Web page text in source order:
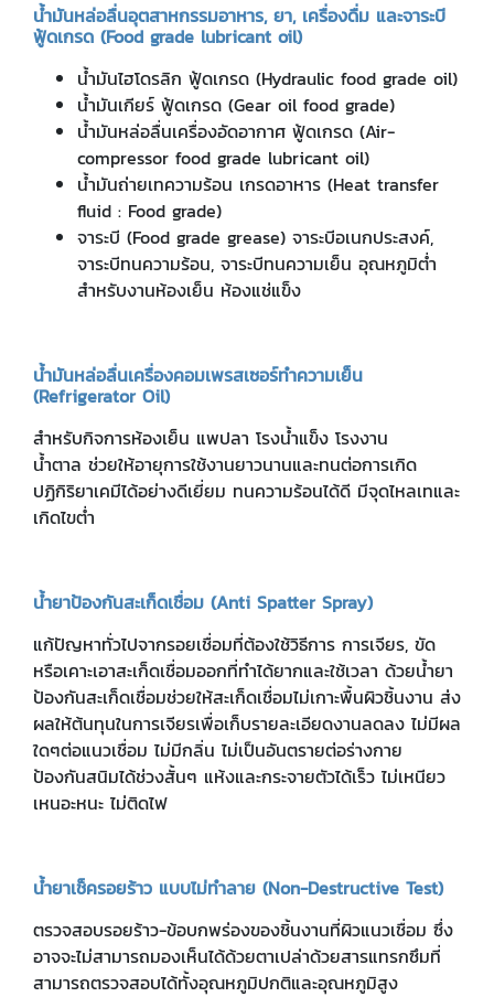
น้ำมันหล่อลื่นอุตสาหกรรมอาหาร, ยา, เครื่องดื่ม และจาระบี
ฟู้ดเกรด (Food grade lubricant oil)
น้ำมันไฮโดรลิก ฟู้ดเกรด (Hydraulic food grade oil)
น้ำมันเกียร์ ฟู้ดเกรด (Gear oil food grade)
น้ำมันหล่อลื่นเครื่องอัดอากาศ ฟู้ดเกรด (Air-
compressor food grade lubricant oil)
น้ำมันถ่ายเทความร้อน เกรดอาหาร (Heat transfer
fluid : Food grade)
จาระบี (Food grade grease) จาระบีอเนกประสงค์,
จาระบีทนความร้อน, จาระบีทนความเย็น อุณหภูมิต่ำ
สำหรับงานห้องเย็น ห้องแช่แข็ง
น้ำมันหล่อลื่นเครื่องคอมเพรสเซอร์ทำความเย็น
(Refrigerator Oil)
สำหรับกิจการห้องเย็น แพปลา โรงน้ำแข็ง โรงงาน
น้ำตาล ช่วยให้อายุการใช้งานยาวนานและทนต่อการเกิด
ปฏิกิริยาเคมีได้อย่างดีเยี่ยม ทนความร้อนได้ดี มีจุดไหลเทและ
เกิดไขต่ำ
น้ำยาป้องกันสะเก็ดเชื่อม (Anti Spatter Spray)
แก้ปัญหาทั่วไปจากรอยเชื่อมที่ต้องใช้วิธีการ การเจียร, ขัด
หรือเคาะเอาสะเก็ดเชื่อมออกที่ทำได้ยากและใช้เวลา ด้วยน้ำยา
ป้องกันสะเก็ดเชื่อมช่วยให้สะเก็ดเชื่อมไม่เกาะพื้นผิวชิ้นงาน ส่ง
ผลให้ต้นทุนในการเจียรเพื่อเก็บรายละเอียดงานลดลง ไม่มีผล
ใดๆต่อแนวเชื่อม ไม่มีกลิ่น ไม่เป็นอันตรายต่อร่างกาย
ป้องกันสนิมได้ช่วงสั้นๆ แห้งและกระจายตัวได้เร็ว ไม่เหนียว
เหนอะหนะ ไม่ติดไฟ
น้ำยาเช็ครอยร้าว แบบไม่ทำลาย (Non-Destructive Test)
ตรวจสอบรอยร้าว-ข้อบกพร่องของชิ้นงานที่ผิวแนวเชื่อม ซึ่ง
อาจจะไม่สามารถมองเห็นได้ด้วยตาเปล่าด้วยสารแทรกซึมที่
สามารถตรวจสอบได้ทั้งอุณหภูมิปกติและอุณหภูมิสูง